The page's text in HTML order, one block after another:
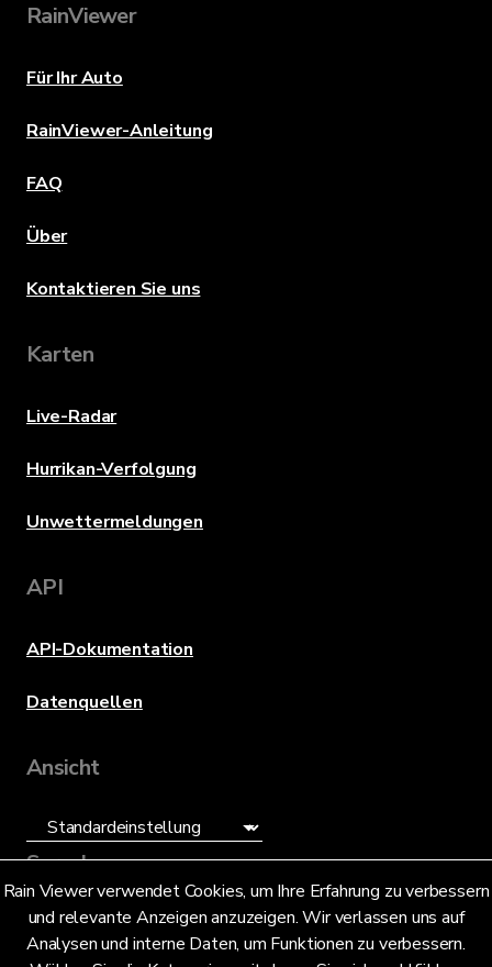
Rain Viewer verwendet Cookies, um Ihre Erfahrung zu verbessern
und relevante Anzeigen anzuzeigen. Wir verlassen uns auf
Analysen und interne Daten, um Funktionen zu verbessern.
RainViewer
Für Ihr Auto
RainViewer-Anleitung
FAQ
Über
Kontaktieren Sie uns
Karten
Live-Radar
Hurrikan-Verfolgung
Unwettermeldungen
API
API-Dokumentation
Datenquellen
Ansicht
Sprache
Deutsch (DE)